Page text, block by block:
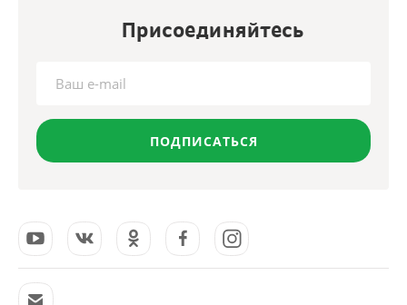
Присоединяйтесь
ПОДПИСАТЬСЯ